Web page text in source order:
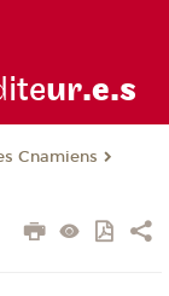
iteur.e.s
Cnamiens